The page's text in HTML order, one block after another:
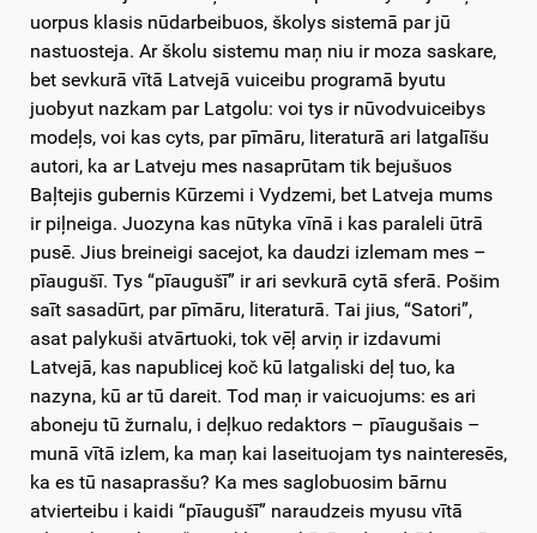
uorpus klasis nūdarbeibuos, školys sistemā par jū
nastuosteja. Ar školu sistemu maņ niu ir moza saskare,
bet sevkurā vītā Latvejā vuiceibu programā byutu
juobyut nazkam par Latgolu: voi tys ir nūvodvuiceibys
modeļs, voi kas cyts, par pīmāru, literaturā ari latgalīšu
autori, ka ar Latveju mes nasaprūtam tik bejušuos
Baļtejis gubernis Kūrzemi i Vydzemi, bet Latveja mums
ir piļneiga. Juozyna kas nūtyka vīnā i kas paraleli ūtrā
pusē. Jius breineigi sacejot, ka daudzi izlemam mes –
pīaugušī. Tys “pīaugušī” ir ari sevkurā cytā sferā. Pošim
saīt sasadūrt, par pīmāru, literaturā. Tai jius, “Satori”,
asat palykuši atvārtuoki, tok vēļ arviņ ir izdavumi
Latvejā, kas napublicej koč kū latgaliski deļ tuo, ka
nazyna, kū ar tū dareit. Tod maņ ir vaicuojums: es ari
aboneju tū žurnalu, i deļkuo redaktors – pīaugušais –
munā vītā izlem, ka maņ kai laseituojam tys nainteresēs,
ka es tū nasaprasšu? Ka mes saglobuosim bārnu
atvierteibu i kaidi “pīaugušī” naraudzeis myusu vītā